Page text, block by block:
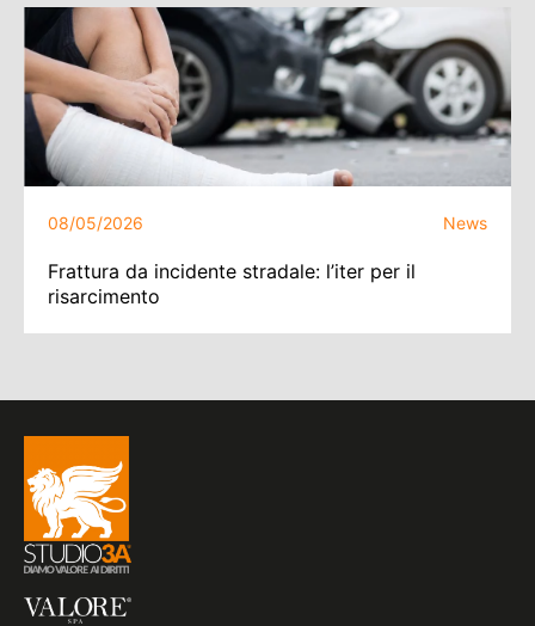
08/05/2026 News
Frattura da incidente stradale: l’iter per il
risarcimento